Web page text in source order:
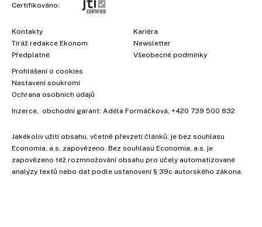
Certifikováno:
Kontakty
Tiráž redakce Ekonom
Předplatné
Kariéra
Newsletter
Všeobecné podmínky
Prohlášení o cookies
Nastavení soukromí
Ochrana osobních údajů
Inzerce, obchodní garant: Adéla Formáčková, +420 739 500 832
Jakékoliv užití obsahu, včetně převzetí článků, je bez souhlasu
Economia, a.s. zapovězeno. Bez souhlasu Economia, a.s. je
zapovězeno též rozmnožování obsahu pro účely automatizované
analýzy textů nebo dat podle ustanovení § 39c autorského zákona.